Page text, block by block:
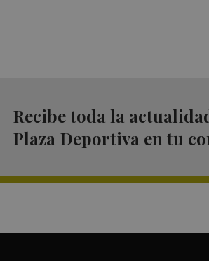
Recibe toda la
Plaza Deportiva en tu